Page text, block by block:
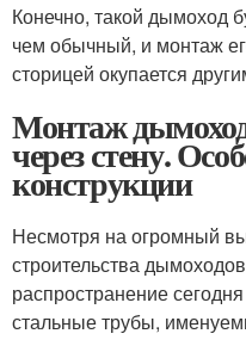
Конечно, такой дымоход
чем обычный, и монтаж
сторицей окупается
Монтаж
через стену.
конструкции
Несмотря на огромный
строительства
распространение
стальные трубы,